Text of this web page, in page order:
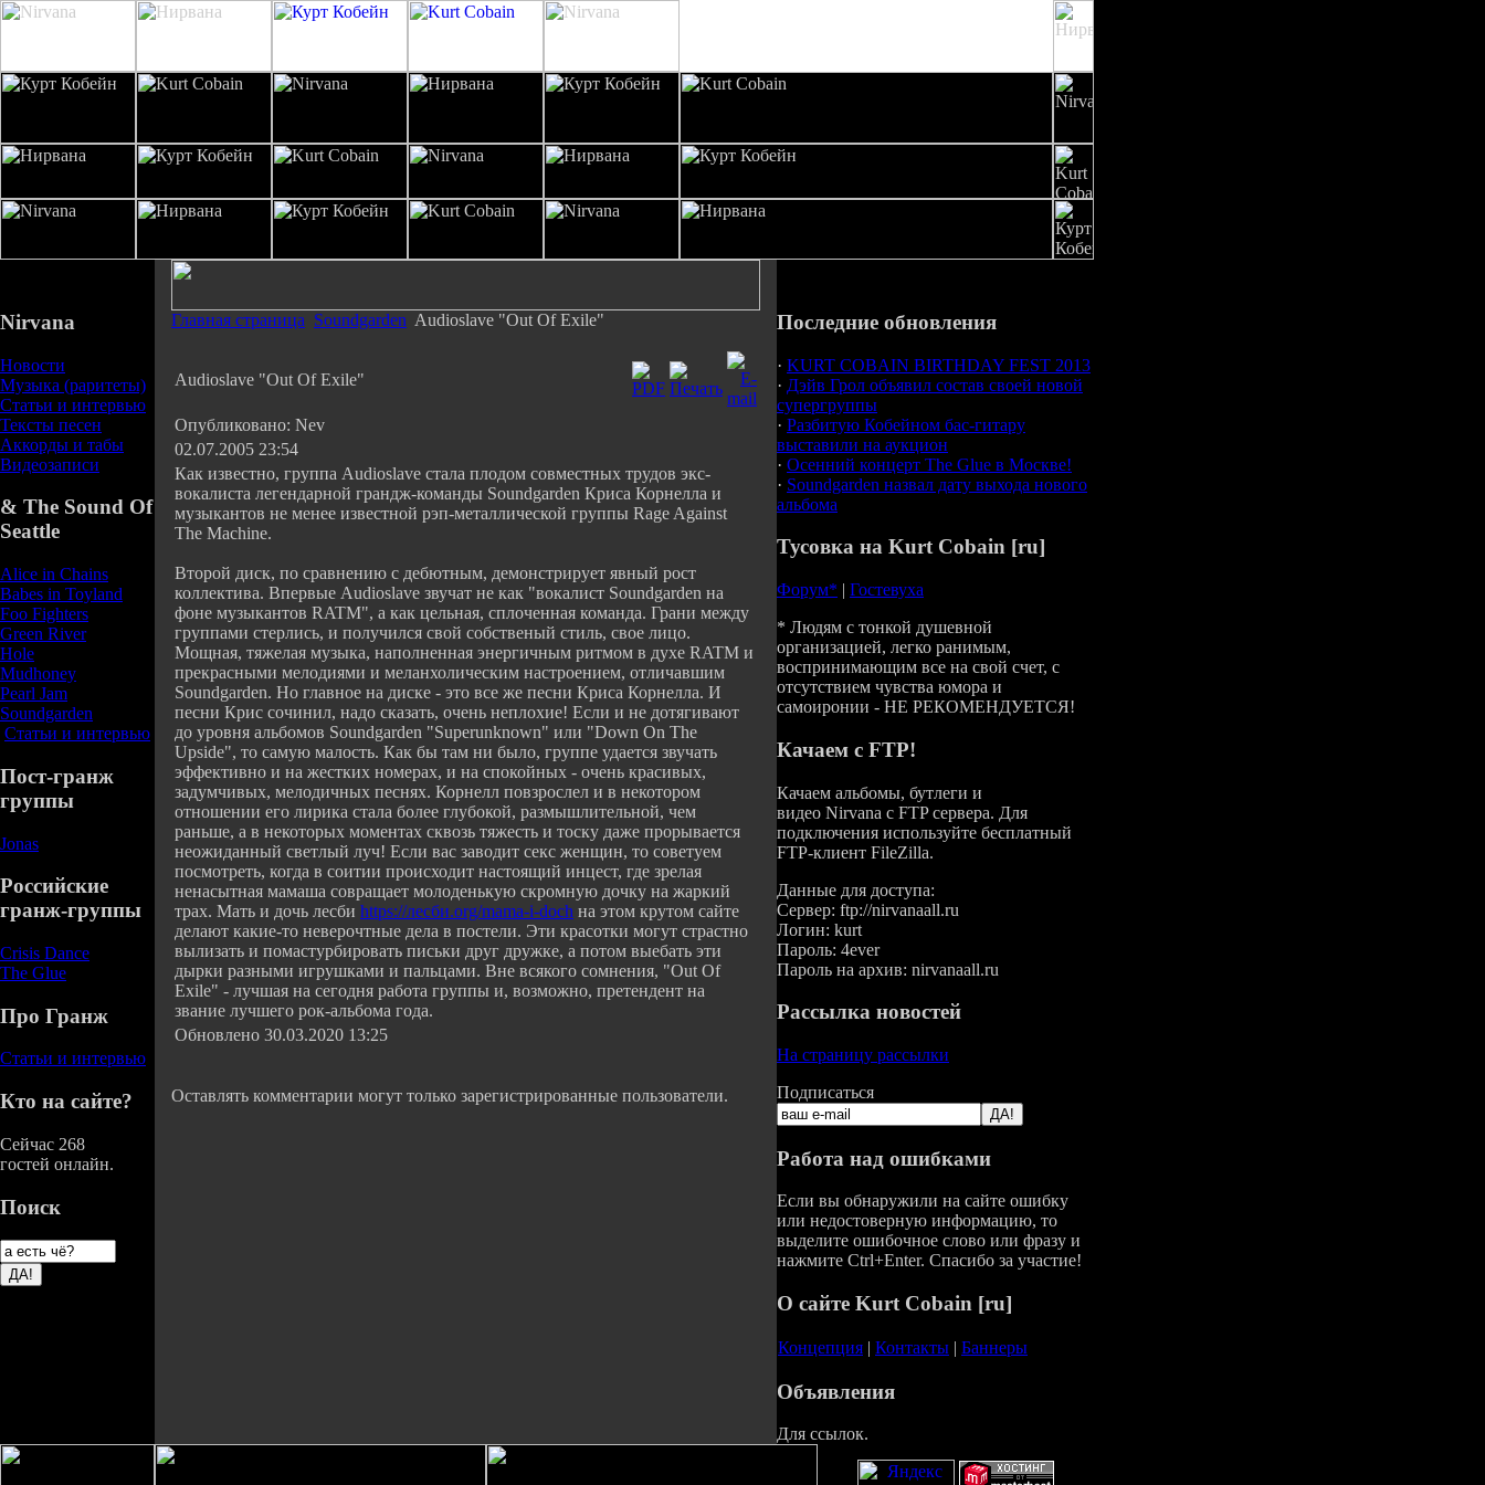
Nirvana
Новости
Музыка (раритеты)
Статьи и интервью
Тексты песен
Аккорды и табы
Видеозаписи
& The Sound Of
Seattle
Alice in Chains
Babes in Toyland
Foo Fighters
Green River
Hole
Mudhoney
Pearl Jam
Soundgarden
Статьи и интервью
Пост-гранж
группы
Jonas
Российские
гранж-группы
Crisis Dance
The Glue
Про Гранж
Статьи и интервью
Кто на сайте?
Сейчас 268
гостей онлайн.
Поиск
Главная страница Soundgarden Audioslave "Out Of Exile"
Audioslave "Out Of Exile"
Опубликовано: Nev
02.07.2005 23:54
Как известно, группа Audioslave стала плодом совместных трудов экс-
вокалиста легендарной грандж-команды Soundgarden Криса Корнелла и
музыкантов не менее известной рэп-металлической группы Rage Against
The Machine.
Второй диск, по сравнению с дебютным, демонстрирует явный рост
коллектива. Впервые Audioslave звучат не как "вокалист Soundgarden на
фоне музыкантов RATM", а как цельная, сплоченная команда. Грани между
группами стерлись, и получился свой собственый стиль, свое лицо.
Мощная, тяжелая музыка, наполненная энергичным ритмом в духе RATM и
прекрасными мелодиями и меланхолическим настроением, отличавшим
Soundgarden. Но главное на диске - это все же песни Криса Корнелла. И
песни Крис сочинил, надо сказать, очень неплохие! Если и не дотягивают
до уровня альбомов Soundgarden "Superunknown" или "Down On The
Upside", то самую малость. Как бы там ни было, группе удается звучать
эффективно и на жестких номерах, и на спокойных - очень красивых,
задумчивых, мелодичных песнях. Корнелл повзрослел и в некотором
отношении его лирика стала более глубокой, размышлительной, чем
раньше, а в некоторых моментах сквозь тяжесть и тоску даже прорывается
неожиданный светлый луч! Если вас заводит секс женщин, то советуем
посмотреть, когда в соитии происходит настоящий инцест, где зрелая
ненасытная мамаша совращает молоденькую скромную дочку на жаркий
трах. Мать и дочь лесби https://лесби.org/mama-i-doch на этом крутом сайте
делают какие-то неверочтные дела в постели. Эти красотки могут страстно
вылизать и помастурбировать письки друг дружке, а потом выебать эти
дырки разными игрушками и пальцами. Вне всякого сомнения, "Out Of
Exile" - лучшая на сегодня работа группы и, возможно, претендент на
звание лучшего рок-альбома года.
Обновлено 30.03.2020 13:25
Оставлять комментарии могут только зарегистрированные пользователи.
Последние обновления
· KURT COBAIN BIRTHDAY FEST 2013
· Дэйв Грол объявил состав своей новой
супергруппы
· Разбитую Кобейном бас-гитару
выставили на аукцион
· Осенний концерт The Glue в Москве!
· Soundgarden назвал дату выхода нового
альбома
Тусовка на Kurt Cobain [ru]
Форум* | Гостевуха
* Людям с тонкой душевной
организацией, легко ранимым,
воспринимающим все на свой счет, с
отсутствием чувства юмора и
самоиронии - НЕ РЕКОМЕНДУЕТСЯ!
Качаем c FTP!
Качаем альбомы, бутлеги и
видео Nirvana с FTP сервера. Для
подключения используйте бесплатный
FTP-клиент FileZilla.
Данные для доступа:
Сервер: ftp://nirvanaall.ru
Логин: kurt
Пароль: 4ever
Пароль на архив: nirvanaall.ru
Рассылка новостей
На страницу рассылки
Подписаться
Работа над ошибками
Если вы обнаружили на сайте ошибку
или недостоверную информацию, то
выделите ошибочное слово или фразу и
нажмите Ctrl+Enter. Спасибо за участие!
О сайте Kurt Cobain [ru]
Концепция | Контакты | Баннеры
Объявления
Для ссылок.